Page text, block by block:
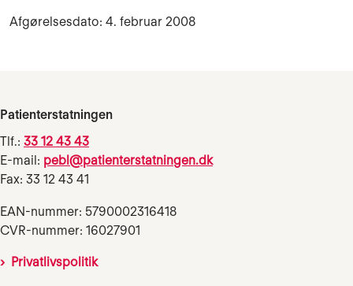
Afgørelsesdato: 4. februar 2008
Patienterstatningen
Tlf.: 33 12 43 43
E-mail: pebl@patienterstatningen.dk
Fax: 33 12 43 41
EAN-nummer: 5790002316418
CVR-nummer: 16027901
Privatlivspolitik